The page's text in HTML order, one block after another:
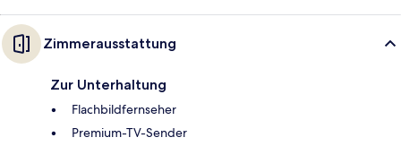
Zimmerausstattung
Zur Unterhaltung
Flachbildfernseher
Premium-TV-Sender